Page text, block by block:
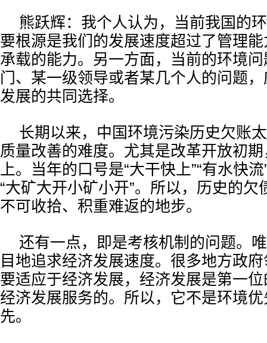
熊跃辉：我个人认为，当前我国的
要根源是我们的发展速度超过了管理
承载的能力。另一方面，当前的环境
门、某一级领导或者某几个人的问题
发展的共同选择。
长期以来，中国环境污染历史欠账
质量改善的难度。尤其是改革开放初
上。当年的口号是“大干快上”“有水快
“大矿大开小矿小开”。所以，历史的欠
不可收拾、积重难返的地步。
还有一点，即是考核机制的问题。
目地追求经济发展速度。很多地方政
要适应于经济发展，经济发展是第一
经济发展服务的。所以，它不是环境
先。